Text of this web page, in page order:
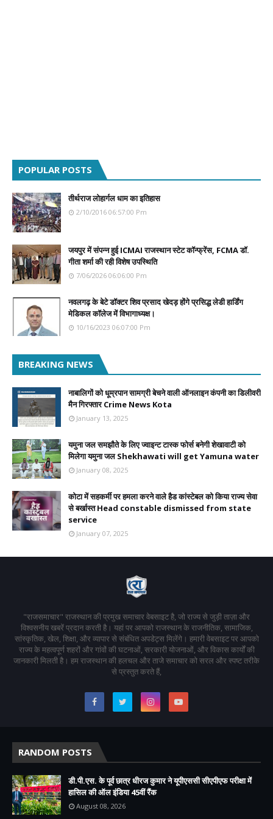
POPULAR POSTS
तीर्थराज लोहार्गल धाम का इतिहास
2/10/2016 06:57:00 Pm
जयपुर में संपन्न हुई ICMAI राजस्थान स्टेट कॉन्फ्रेंस, FCMA डॉ.
गीता शर्मा की रही विशेष उपस्थिति
7/06/2026 06:06:00 Pm
नवलगढ़ के बेटे डॉक्टर शिव प्रसाद खेदड़ होंगे प्रसिद्ध लेडी हार्डिंग
मेडिकल कॉलेज में विभागाध्यक्ष।
10/16/2023 06:07:00 Pm
BREAKING NEWS
नाबालिगों को धूम्रपान सामग्री बेचने वाली ऑनलाइन कंपनी का डिलीवरी
मैन गिरफ्तार Crime News Kota
January 13, 2025
यमुना जल समझौते के लिए ज्वाइन्ट टास्क फोर्स बनेगी शेखावाटी को
मिलेगा यमुना जल Shekhawati will get Yamuna water
January 08, 2025
कोटा में सहकर्मी पर हमला करने वाले हैड कांस्टेबल को किया राज्य सेवा
से बर्खास्त Head constable dismissed from state
service
January 07, 2025
"राजसमाचार" राजस्थान की प्रमुख समाचार वेबसाइट है, जो राज्य से जुड़ी ताज़ा और
विश्वसनीय खबरें प्रदान करती है। यहां पर आपको राजस्थान के राजनीतिक, सामाजिक,
सांस्कृतिक, खेल, शिक्षा, और व्यापार से संबंधित अपडेट्स मिलेंगे। हमारी वेबसाइट पर आपको
राज्य के महत्वपूर्ण शहरों और गांवों की घटनाओं, सरकारी योजनाओं, और विकास कार्यों की
जानकारी मिलती है। हम राजस्थान की हलचल और ताजे समाचार को सरल और स्पष्ट तरीके
से प्रस्तुत करते हैं,
RANDOM POSTS
डी.पी.एस. के पूर्व छात्र धीरज कुमार ने यूपीएससी सीएपीएफ परीक्षा में
हासिल की ऑल इंडिया 45वीं रैंक
August 08, 2026